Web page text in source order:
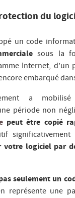
du
un code
sous la
Internet, d’un
embarqué
a
période non
peut être copié
votre logiciel par
seulement un
représente une